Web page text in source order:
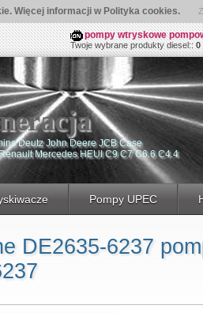
Więcej informacji w Polityka cookies.
pompy wtryskowe
Twoje wybrane produkty diesel::0
Deutz John Deere JCB Case
Mercedes HEUI C9 C7 C6.6 C4.4
Pompy UPEC
DE2635-6237